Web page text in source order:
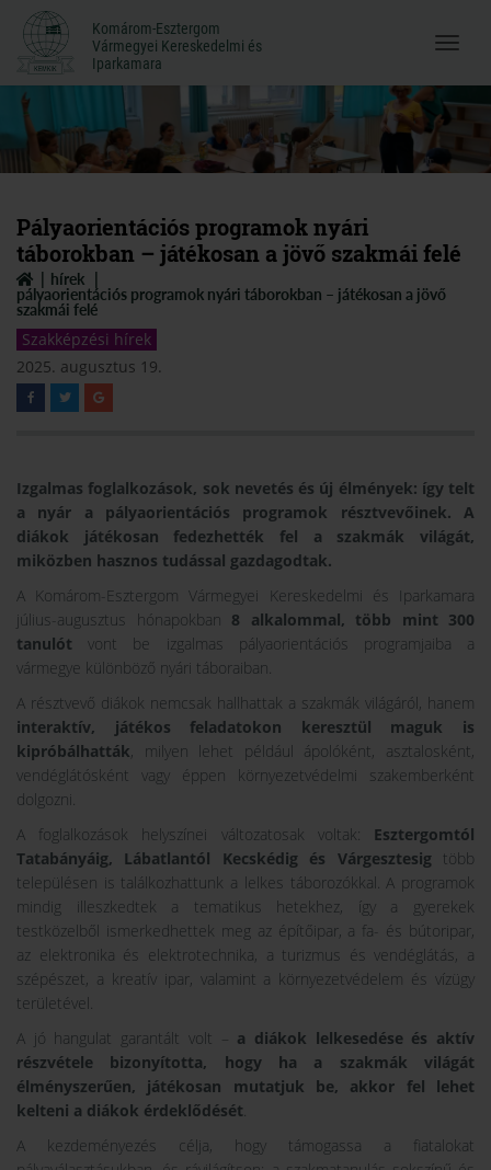
Komárom-Esztergom
Vármegyei Kereskedelmi és
Iparkamara
Komárom-Esztergom
Vármegyei Kereskedelmi és
Iparkamara
Menü
Pályaorientációs programok nyári
táborokban – játékosan a jövő szakmái felé
hírek
pályaorientációs programok nyári táborokban – játékosan a jövő
szakmái felé
Szakképzési hírek
2025. augusztus 19.
Izgalmas foglalkozások, sok nevetés és új élmények: így telt
a nyár a pályaorientációs programok résztvevőinek. A
diákok játékosan fedezhették fel a szakmák világát,
miközben hasznos tudással gazdagodtak.
A Komárom-Esztergom Vármegyei Kereskedelmi és Iparkamara
július-augusztus hónapokban 8 alkalommal, több mint 300
tanulót vont be izgalmas pályaorientációs programjaiba a
vármegye különböző nyári táboraiban.
A résztvevő diákok nemcsak hallhattak a szakmák világáról, hanem
interaktív, játékos feladatokon keresztül maguk is
kipróbálhatták, milyen lehet például ápolóként, asztalosként,
vendéglátósként vagy éppen környezetvédelmi szakemberként
dolgozni.
A foglalkozások helyszínei változatosak voltak: Esztergomtól
Tatabányáig, Lábatlantól Kecskédig és Várgesztesigtöbb
településen is találkozhattunk a lelkes táborozókkal. A programok
mindig illeszkedtek a tematikus hetekhez, így a gyerekek
testközelből ismerkedhettek meg az építőipar, a fa- és bútoripar,
az elektronika és elektrotechnika, a turizmus és vendéglátás, a
szépészet, a kreatív ipar, valamint a környezetvédelem és vízügy
területével.
A jó hangulat garantált volt – a diákok lelkesedése és aktív
részvétele bizonyította, hogy ha a szakmák világát
élményszerűen, játékosan mutatjuk be, akkor fel lehet
kelteni a diákok érdeklődését.
A kezdeményezés célja, hogy támogassa a fiatalokat